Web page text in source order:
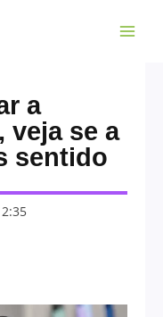
a
veja se a
sentido